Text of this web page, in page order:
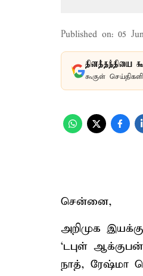
Published on: 05
தினத்தந்தியை
கூகுள்
சென்னை,
அறி​முக
‘டபுள்
நாத், ரேஷ்மா